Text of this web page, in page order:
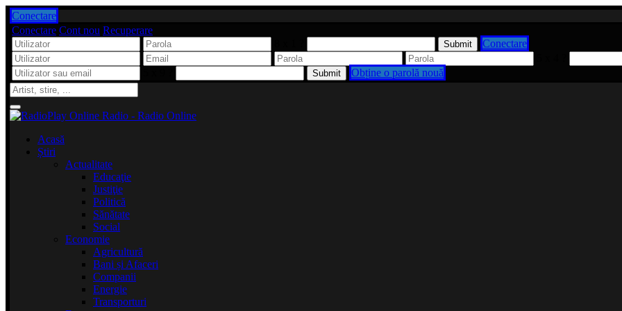
Conectare
Conectare Cont nou Recuperare
Conectare
Obține o parolă nouă
Acasă
Știri
Actualitate
Educaţie
Justiţie
Politică
Sănătate
Social
Economie
Agricultură
Bani și Afaceri
Companii
Energie
Transporturi